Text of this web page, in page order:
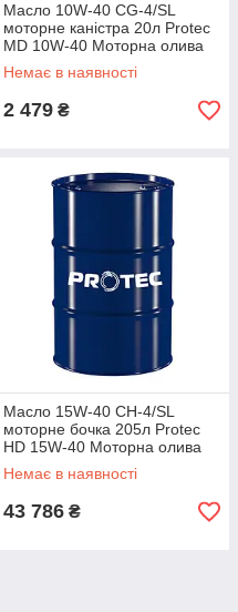
Масло 10W-40 CG-4/SL
моторне каністра 20л Protec
MD 10W-40 Моторна олива
10W40 CG-4/SL масло 10в40
сиджи4
Немає в наявності
2 479 ₴
Масло 15W-40 CH-4/SL
моторне бочка 205л Protec
HD 15W-40 Моторна олива
15W40 CH4/SL масло 15в40
сн4
Немає в наявності
43 786 ₴